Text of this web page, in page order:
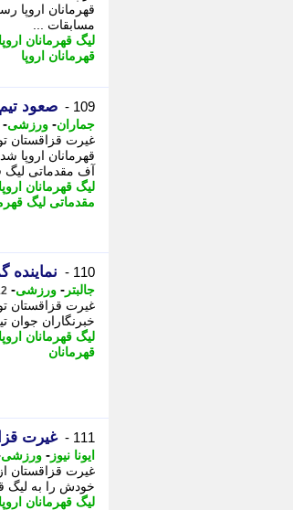
قهرمانان اروپا
مسابقات ...
لیگ قهرمانان اروپا
قهرمانان اروپا
109 - صعود
جماران- ورزشی-
غیرت قزاقستان
قهرمانان اروپا
آف مقدماتی لیگ
لیگ قهرمانان اروپا
مقدماتی لیگ
110 - نماینده
جالبتر - ورزشی- 12 ماه پیش -
غیرت قزاقستان
خبرنگاران جوان
لیگ قهرمانان اروپا
قهرمانان
111 - غیرت
ایونا نیوز - ورزشی
غیرت قزاقستان
خودش را به لیگ
لیگ قهرمانان اروپا